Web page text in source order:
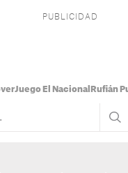
Juego El Nacional Rufián